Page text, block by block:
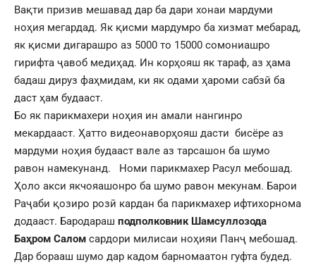
Вақти призив мешавад дар ба дари хонаи мардуми
ноҳия мегардад. Як қисми мардумро ба хизмат мебарад,
як қисми дигарашро аз 5000 то 15000 сомониашро
гирифта ҷавоб медиҳад. Ин корҳояш як тараф, аз ҳама
бадаш дируз фаҳмидам, ки як одами ҳароми сабзӣ ба
даст ҳам будааст.
Бо як парикмахери ноҳия ин амали нангинро
мекардааст. Ҳатто видеонаворҳояш дасти бисёре аз
мардуми ноҳия будааст вале аз тарсашон ба шумо
равон намекунанд. Номи парикмахер Расул мебошад.
Ҳоло акси якчояашонро ба шумо равон мекунам. Барои
Раҷаби қозиро розӣ кардан ба парикмахер ифтихорнома
додааст. Бародараш подполковник Шамсуллозода
Баҳром Салом сардори милисаи ноҳияи Панҷ мебошад.
Дар борааш шумо дар кадом барномаатон гуфта будед.